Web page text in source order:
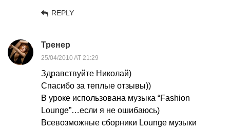
REPLY
Тренер
25/04/2010 AT 21:29
Здравствуйте Николай)
Спасибо за теплые отзывы))
В уроке использована музыка “Fashion
Lounge”…если я не ошибаюсь)
Всевозможные сборники Lounge музыки